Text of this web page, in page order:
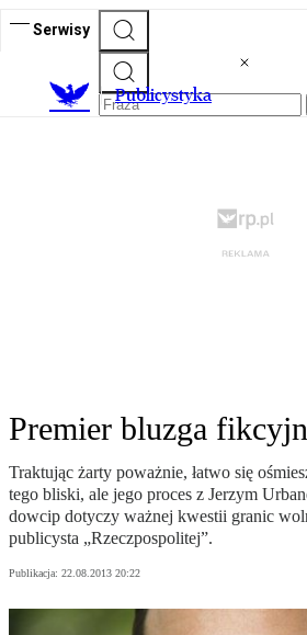
Serwisy
Publicystyka
Premier bluzga
Traktując żarty poważnie, łatwo się
tego bliski, ale jego proces z Jerzym
dowcip dotyczy ważnej kwestii granic
publicysta „Rzeczpospolitej”.
Publikacja: 22.08.2013 20:22